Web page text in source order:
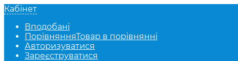
Кабінет
Вподобані
ПорівнянняТовар в порівнянні
Авторизуватися
Зареєструватися